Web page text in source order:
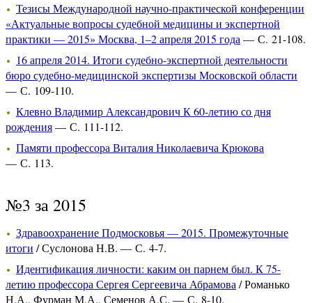
Тезисы Международной научно-практической конференции
«Актуальные вопросы судебной медицины и экспертной
практики — 2015» Москва, 1–2 апреля 2015 года — С. 21-108.
16 апреля 2014. Итоги судебно-экспертной деятельности
бюро судебно-медицинской экспертизы Московской области
— С. 109-110.
Клевно Владимир Александрович К 60-летию со дня
рождения— С. 111-112.
Памяти профессора Виталия Николаевича Крюкова
— С. 113.
№3 за 2015
Здравоохранение Подмосковья — 2015. Промежуточные
итоги / Суслонова Н.В. — С. 4-7.
Идентификация личности: каким он парнем был. К 75-
летию профессора Сергея Сергеевича Абрамова / Романько
Н.А., Фурман М.А., Семенов А.С. — С. 8-10.